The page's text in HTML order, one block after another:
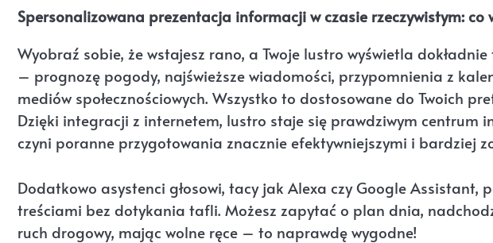
Spersonalizowana prezentacja informacji w czasie rzeczywistym:
Wyobraź sobie, że wstajesz rano, a Twoje lustro wyświetla
– prognozę pogody, najświeższe wiadomości, przypomnienia z
mediów społecznościowych. Wszystko to dostosowane do Twoich
Dzięki integracji z internetem, lustro staje się prawdziwym centrum
czyni poranne przygotowania znacznie efektywniejszymi i bardziej
Dodatkowo asystenci głosowi, tacy jak Alexa czy Google Assistant,
treściami bez dotykania tafli. Możesz zapytać o plan dnia,
ruch drogowy, mając wolne ręce – to naprawdę wygodne!